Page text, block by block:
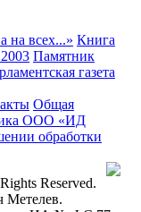
на всех...» Книга
Памятник
газета
Общая
ООО «ИД
обработки
Reserved.
Метелев.